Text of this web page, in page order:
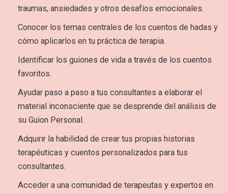
traumas, ansiedades y otros desafíos emocionales.
Conocer los temas centrales de los cuentos de hadas y
cómo aplicarlos en tu práctica de terapia.
Identificar los guiones de vida a través de los cuentos
favoritos.
Ayudar paso a paso a tus consultantes a elaborar el
material inconsciente que se desprende del análisis de
su Guion Personal.
Adquirir la habilidad de crear tus propias historias
terapéuticas y cuentos personalizados para tus
consultantes.
Acceder a una comunidad de terapeutas y expertos en